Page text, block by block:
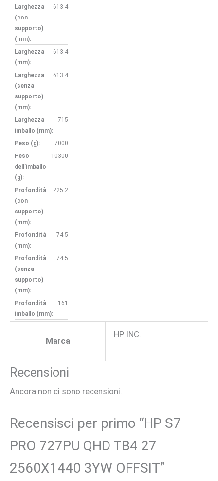
Larghezza
(con
supporto)
(mm):
613.4
Larghezza
(mm):
613.4
Larghezza
(senza
supporto)
(mm):
613.4
Larghezza
imballo (mm):
715
Peso (g):
7000
Peso
dell’imballo
(g):
10300
Profondità
(con
supporto)
(mm):
225.2
Profondità
(mm):
74.5
Profondità
(senza
supporto)
(mm):
74.5
Profondità
imballo (mm):
161
Marca
HP INC.
Recensioni
Ancora non ci sono recensioni.
Recensisci per primo “HP S7
PRO 727PU QHD TB4 27
2560X1440 3YW OFFSIT”